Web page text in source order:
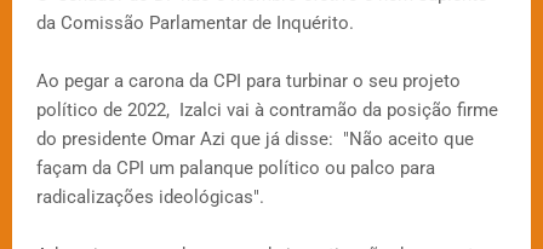
da Comissão Parlamentar de Inquérito.
Ao pegar a carona da CPI para turbinar o seu projeto
político de 2022, Izalci vai à contramão da posição firme
do presidente Omar Azi que já disse: "Não aceito que
façam da CPI um palanque político ou palco para
radicalizações ideológicas".